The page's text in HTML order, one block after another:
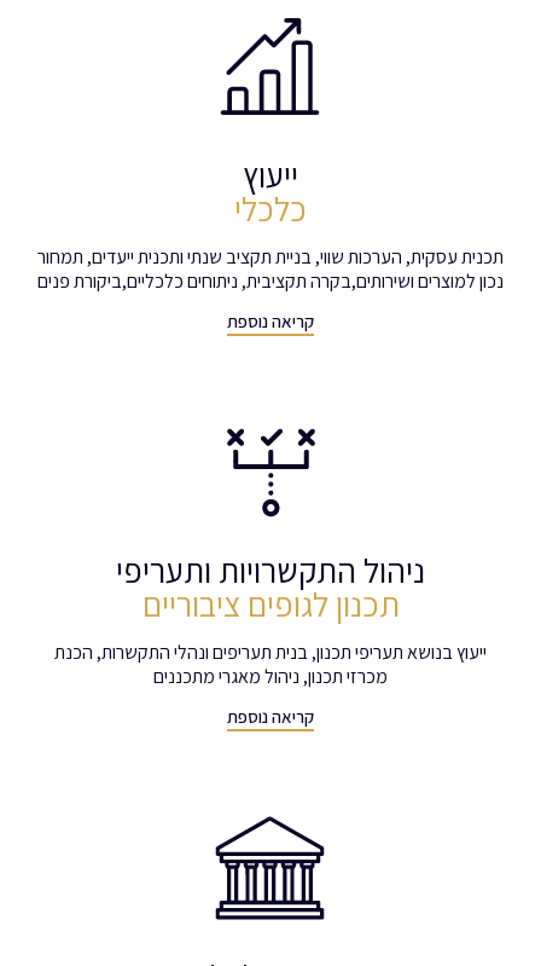
ייעוץ
כלכלי
תכנית עסקית, הערכות שווי, בניית תקציב שנתי ותכנית ייעדים, תמחור
נכון למוצרים ושירותים,בקרה תקציבית, ניתוחים כלכליים,ביקורת פנים
קריאה נוספת
ניהול התקשרויות ותעריפי
תכנון לגופים ציבוריים
ייעוץ בנושא תעריפי תכנון, בנית תעריפים ונהלי התקשרות, הכנת
מכרזי תכנון, ניהול מאגרי מתכננים
קריאה נוספת